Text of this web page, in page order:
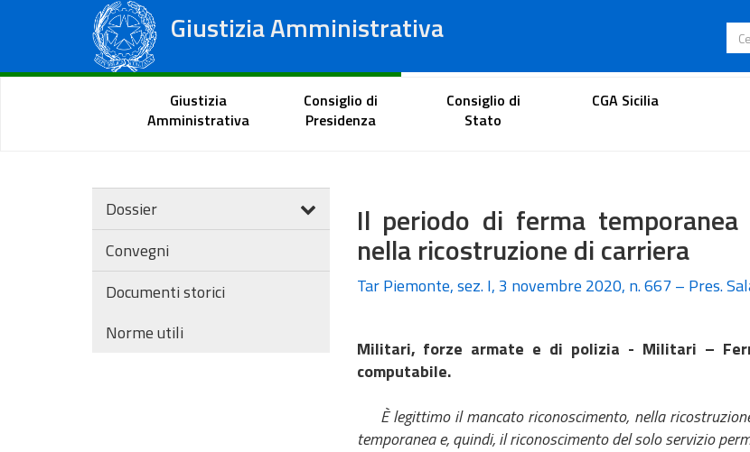
Giustizia Amministrativa
Tribunali Amministrativi Regionali
Portale del cittadino Portale dell'avvocato
Giustizia
Amministrativa
Consiglio di
Presidenza
Consiglio di
Stato
CGA Sicilia
Dossier
Convegni
Documenti storici
Norme utili
Il periodo di ferma
nella ricostruzione di carriera
Tar Piemonte, sez. I, 3 novembre 2020, n. 667 – Pres.
Militari, forze armate e di polizia - Militari –
computabile.
È legittimo il mancato riconoscimento, nella
temporanea e, quindi, il riconoscimento del solo servizio